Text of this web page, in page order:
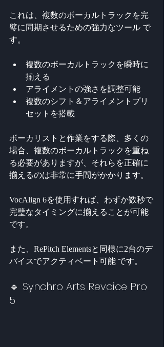
これは、複数のボーカルトラックを完
璧に同期させるための強力なツール で
す。
複数のボーカルトラックを瞬時に
揃える
アライメントの強さを調整可能
複数のシフト＆アライメントプリ
セットを搭載
ボーカリストと作業をする際、多くの
場合、複数のボーカルトラックを重ね
る必要がありますが、それらを正確に
揃えるのは非常に手間がかかります。
VocAlign 6を使用すれば、わずか数秒で
完璧なタイミングに揃えることが可能
です。
また、RePitch Elementsと同様に2台のデ
バイスでアクティベート可能 です。
🔹 Synchro Arts Revoice Pro
5